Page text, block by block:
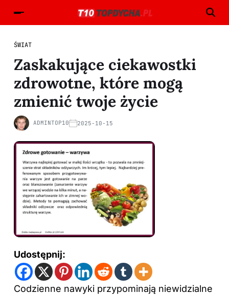
ŚWIAT
Zaskakujące ciekawostki
zdrowotne, które mogą
zmienić twoje życie
ADMINTOP10 2025-10-15
Udostępnij:
Codzienne nawyki przypominają niewidzialne